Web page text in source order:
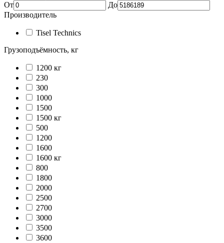
От
До
Производитель
Tisel Technics
Грузоподъёмность, кг
1200 кг
230
300
1000
1500
1500 кг
500
1200
1600
1600 кг
800
1800
2000
2500
2700
3000
3500
3600